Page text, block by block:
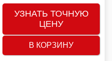
УЗНАТЬ ТОЧНУЮ
ЦЕНУ
В КОРЗИНУ